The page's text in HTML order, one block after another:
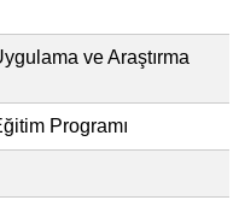
ve Araştırma
Programı